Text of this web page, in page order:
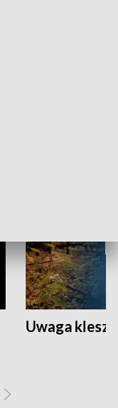
Uwaga